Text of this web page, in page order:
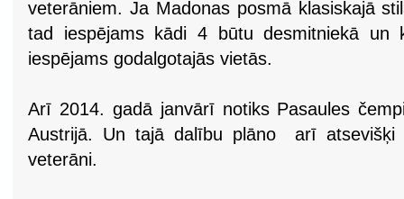
veterāniem. Ja Madonas posmā klasiskajā
tad iespējams kādi 4 būtu desmitniekā un
iespējams godalgotajās vietās.
Arī 2014. gadā janvārī notiks Pasaules
Austrijā. Un tajā dalību plāno arī atsevišķi
veterāni.